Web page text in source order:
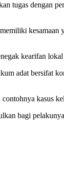
tugas dengan
kearifan
adat bersifat
kasus
bagi